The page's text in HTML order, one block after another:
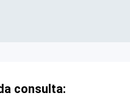
consulta: